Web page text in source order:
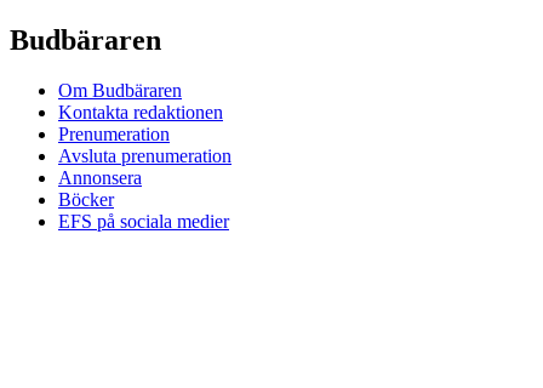
Budbäraren
Om Budbäraren
Kontakta redaktionen
Prenumeration
Avsluta prenumeration
Annonsera
Böcker
EFS på sociala medier